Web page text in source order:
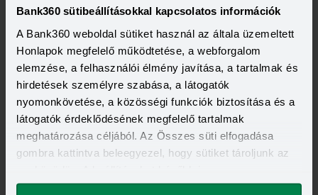
Bank360 sütibeállításokkal kapcsolatos információk
A Bank360 weboldal sütiket használ az általa üzemeltett
Honlapok megfelelő működtetése, a webforgalom
elemzése, a felhasználói élmény javítása, a tartalmak és
hirdetések személyre szabása, a látogatók
nyomonkövetése, a közösségi funkciók biztosítása és a
látogatók érdeklődésének megfelelő tartalmak
meghatározása céljából. Az Összes süti elfogadása
gombra kattintva beleegyezel, hogy sütiket tároljunk az
megváltoztathatod.
Kapcsolódó cikkek